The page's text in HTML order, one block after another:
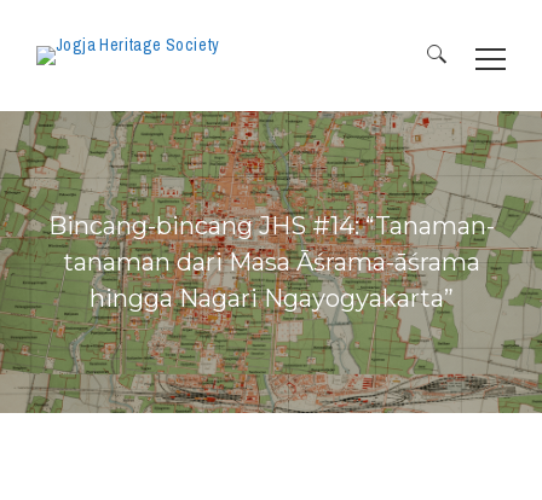
Search
for:
Bincang-bincang JHS #14: “Tanaman-
tanaman dari Masa Āśrama-āśrama
hingga Nagari Ngayogyakarta”